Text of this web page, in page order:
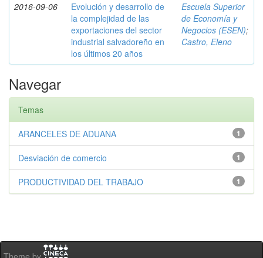
2016-09-06
Evolución y desarrollo de
la complejidad de las
exportaciones del sector
industrial salvadoreño en
los últimos 20 años
Escuela Superior
de Economía y
Negocios (ESEN);
Castro, Eleno
Navegar
Temas
1
ARANCELES DE ADUANA
1
Desviación de comercio
1
PRODUCTIVIDAD DEL TRABAJO